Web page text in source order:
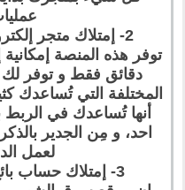
2- إمتلاك متجر إلكتروني على منصة Shopify
توفر هذه المنصة
دقائق فقط و توفر لك
المختلفة التي تُساعدك
أنها تُساعدك في
احد، و مِن الجدير
لعمل
3- إمتلاك حساب بائع على منصة سوق.كوم